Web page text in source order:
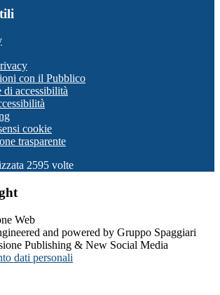
con il Pubblico
di accessibilità
cookie
trasparente
2595 volte
and powered by Gruppo Spaggiari
Publishing & New Social Media
dati personali